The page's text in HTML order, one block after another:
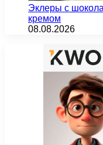
Эклеры с
кремом
08.08.2026